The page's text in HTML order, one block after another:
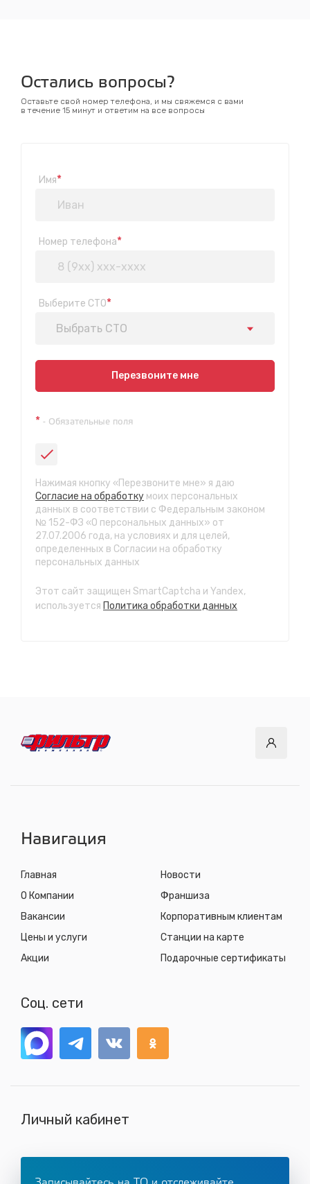
Остались вопросы?
Оставьте свой номер телефона, и мы свяжемся с вами
в течение 15 минут и ответим на все вопросы
Имя*
Номер телефона*
Выберите СТО*
Выбрать СТО
Показать на карте
ул. Пригородная 1/1 (при выезде из города в сторону
СТО "Байкальская"
ул.Байкальская, 58г
с 7.00 до 23.30, без выходных
СТО "Марата"
ул. Рабочего штаба, 96
с 7.00 до 21.30, без выходных
СТО "Ново-Ленино"
ул. Розы Люксембург, 97
с 8.00 до 22.30, без выходных
Перезвоните мне
* - Обязательные поля
Нажимая кнопку «Перезвоните мне» я даю
Согласие на обработку моих персональных
данных в соответствии с Федеральным законом
№ 152-ФЗ «О персональных данных» от
27.07.2006 года, на условиях и для целей,
определенных в Согласии на обработку
персональных данных
Этот сайт защищен SmartCaptcha и Yandex,
используется Политика обработки данных
Навигация
Главная
О Компании
Вакансии
Цены и услуги
Акции
Новости
Франшиза
Корпоративным клиентам
Станции на карте
Подарочные сертификаты
Соц. сети
Личный кабинет